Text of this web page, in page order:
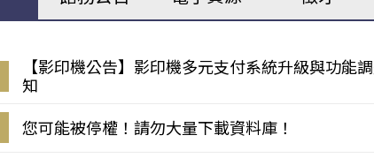
【影印機公告】影印機多元支付系統升級與功能
知
您可能被停權！請勿大量下載資料庫！